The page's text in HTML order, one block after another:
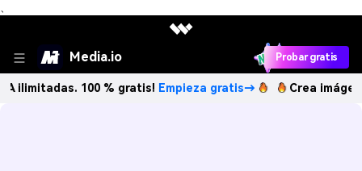
、
Media.io Probar gratis
100 % gratis! Empieza gratis→ Crea imágenes IA